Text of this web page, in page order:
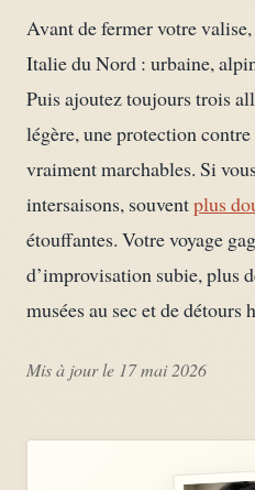
Avant de fermer votre
Italie du Nord : urbaine,
Puis ajoutez toujours trois
légère, une protection
vraiment marchables. Si
intersaisons, souventplus
étouffantes. Votre voyage
d’improvisation subie, plus
musées au sec et de détours
Mis à jour le 17 mai 2026